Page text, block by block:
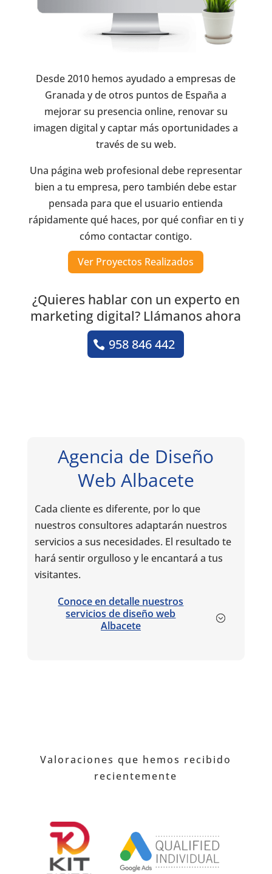
Desde 2010 hemos ayudado a empresas de
Granada y de otros puntos de España a
mejorar su presencia online, renovar su
imagen digital y captar más oportunidades a
través de su web.
Una página web profesional debe representar
bien a tu empresa, pero también debe estar
pensada para que el usuario entienda
rápidamente qué haces, por qué confiar en ti y
cómo contactar contigo.
Ver Proyectos Realizados
¿Quieres hablar con un experto en
marketing digital? Llámanos ahora
958 846 442
Agencia de Diseño
Web Albacete
Cada cliente es diferente, por lo que
nuestros consultores adaptarán nuestros
servicios a sus necesidades. El resultado te
hará sentir orgulloso y le encantará a tus
visitantes.
Conoce en detalle nuestros
servicios de diseño web
Albacete
Valoraciones que hemos recibido
recientemente